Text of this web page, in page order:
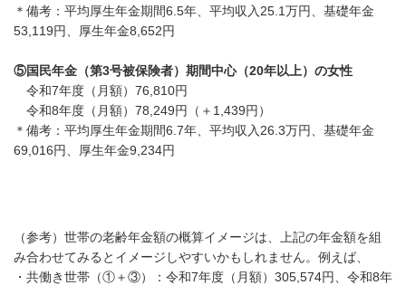
＊ 備考：平均厚生年金期間6.5年、平均収入25.1万円、基礎年金
53,119円、厚生年金8,652円
⑤国民年金（第3号被保険者）期間中心（20年以上）の女性
令和7年度（月額）76,810円
令和8年度（月額）78,249円（＋1,439円）
＊ 備考：平均厚生年金期間6.7年、平均収入26.3万円、基礎年金
69,016円、厚生年金9,234円
（参考）世帯の老齢年金額の概算イメージは、上記の年金額を組
み合わせてみるとイメージしやすいかもしれません。例えば、
・共働き世帯（①＋③）：令和7年度（月額） 305,574円
、令和8年